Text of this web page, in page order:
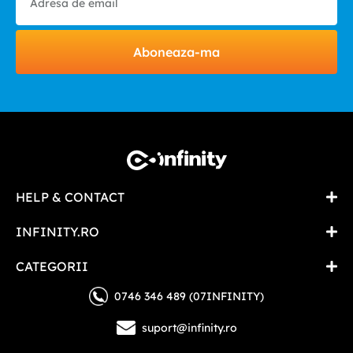
Aboneaza-ma
HELP & CONTACT
INFINITY.RO
CATEGORII
0746 346 489 (07INFINITY)
suport@infinity.ro